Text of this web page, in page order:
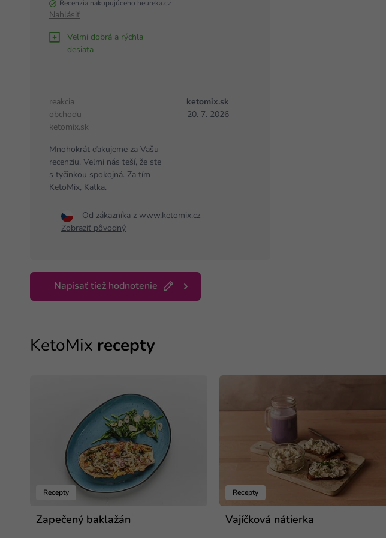
Recenzia nakupujúceho heureka.cz
Nahlásiť
Veľmi dobrá a rýchla
desiata
reakcia
obchodu
ketomix.sk
Mnohokrát ďakujeme za Vašu
recenziu. Veľmi nás teší, že ste
s tyčinkou spokojná. Za tím
KetoMix, Katka.
ketomix.sk
20. 7. 2026
Od zákazníka z www.ketomix.cz
Zobraziť pôvodný
Napísať tiež hodnotenie
KetoMix recepty
Recepty
Zapečený baklažán
Recepty
Vajíčková nátierka